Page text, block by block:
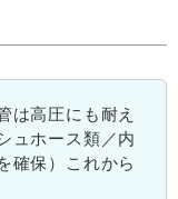
は高圧にも耐え
ュホース類／内
確保）これから